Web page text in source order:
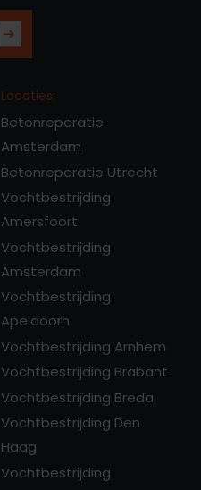
Locaties:
Betonreparatie
Amsterdam
Betonreparatie Utrecht
Vochtbestrijding
Amersfoort
Vochtbestrijding
Amsterdam
Vochtbestrijding
Apeldoorn
Vochtbestrijding Arnhem
Vochtbestrijding Brabant
Vochtbestrijding Breda
Vochtbestrijding Den
Haag
Vochtbestrijding